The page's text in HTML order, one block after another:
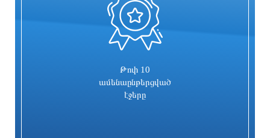
ՊԵԿ-ը խոշոր առևտրի կենտրոնում
բացահայտել է 1,3 մլրդ դրամի
Եվրասիական տնտեսական միությունը
սահմանափակումների տարածք.
Թոփ 10
ամենաընթերցված
էջերը